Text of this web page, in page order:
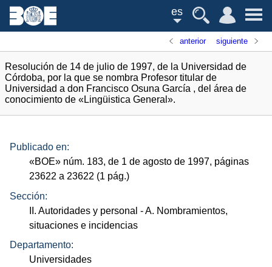
es
anterior siguiente
Resolución de 14 de julio de 1997, de la Universidad de
Córdoba, por la que se nombra Profesor titular de
Universidad a don Francisco Osuna García , del área de
conocimiento de «Lingüistica General».
Publicado en:
«BOE» núm. 183, de 1 de agosto de 1997, páginas
23622 a 23622 (1 pág.)
Sección:
II. Autoridades y personal - A. Nombramientos,
situaciones e incidencias
Departamento:
Universidades